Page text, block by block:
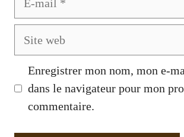
Enregistrer mon nom, mon e-
dans le navigateur pour mon
commentaire.